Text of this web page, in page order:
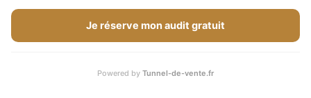
BOURSE
Je réserve mon audit gratuit
Powered by Tunnel-de-vente.fr